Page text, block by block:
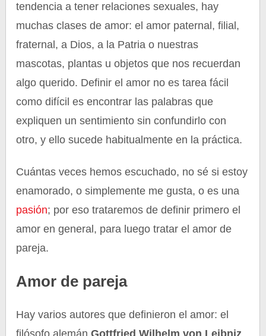
tendencia a tener relaciones sexuales, hay
muchas clases de amor: el amor paternal, filial,
fraternal, a Dios, a la Patria o nuestras
mascotas, plantas u objetos que nos recuerdan
algo querido. Definir el amor no es tarea fácil
como difícil es encontrar las palabras que
expliquen un sentimiento sin confundirlo con
otro, y ello sucede habitualmente en la práctica.
Cuántas veces hemos escuchado, no sé si estoy
enamorado, o simplemente me gusta, o es una
pasión; por eso trataremos de definir primero el
amor en general, para luego tratar el amor de
pareja.
Amor de pareja
Hay varios autores que definieron el amor: el
filósofo alemánGottfried Wilhelm von Leibniz